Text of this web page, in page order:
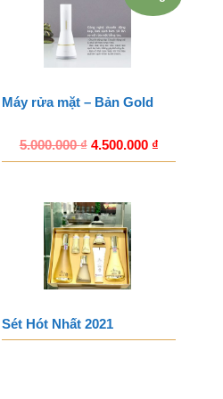
Máy rửa mặt – Bản Gold
5.000.000₫ 4.500.000 ₫
Sét Hót Nhất 2021